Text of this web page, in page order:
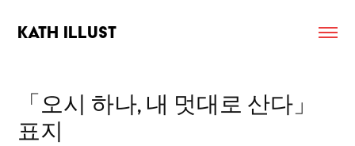
KATH ILLUST
「오시 하나, 내 멋대로 산다」
표지